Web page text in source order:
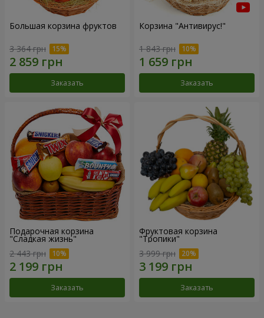
Большая корзина фруктов
3 364 грн
Заказать
Корзина "Антивирус!"
1 843 грн
Заказать
Подарочная корзина
"Сладкая жизнь"
2 443 грн
Заказать
Фруктовая корзина
"Тропики"
3 999 грн
Заказать